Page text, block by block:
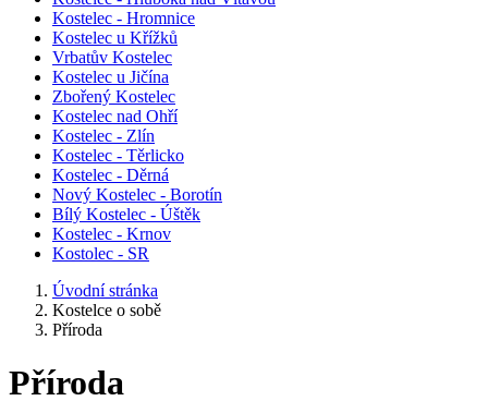
Kostelec - Hromnice
Kostelec u Křížků
Vrbatův Kostelec
Kostelec u Jičína
Zbořený Kostelec
Kostelec nad Ohří
Kostelec - Zlín
Kostelec - Těrlicko
Kostelec - Děrná
Nový Kostelec - Borotín
Bílý Kostelec - Úštěk
Kostelec - Krnov
Kostolec - SR
Úvodní stránka
Kostelce o sobě
Příroda
Příroda